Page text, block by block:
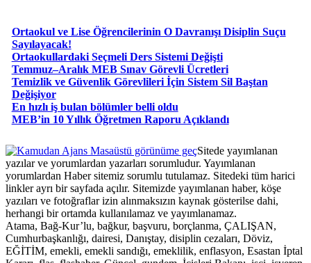
Ortaokul ve Lise Öğrencilerinin O Davranışı Disiplin Suçu
Sayılayacak!
Ortaokullardaki Seçmeli Ders Sistemi Değişti
Temmuz–Aralık MEB Sınav Görevli Ücretleri
Temizlik ve Güvenlik Görevlileri İçin Sistem Sil Baştan
Değişiyor
En hızlı iş bulan bölümler belli oldu
MEB’in 10 Yıllık Öğretmen Raporu Açıklandı
Masaüstü görünüme geçSitede yayımlanan
yazılar ve yorumlardan yazarları sorumludur. Yayımlanan
yorumlardan Haber sitemiz sorumlu tutulamaz. Sitedeki tüm harici
linkler ayrı bir sayfada açılır. Sitemizde yayımlanan haber, köşe
yazıları ve fotoğraflar izin alınmaksızın kaynak gösterilse dahi,
herhangi bir ortamda kullanılamaz ve yayımlanamaz.
Atama, Bağ-Kur’lu, bağkur, başvuru, borçlanma, ÇALIŞAN,
Cumhurbaşkanlığı, dairesi, Danıştay, disiplin cezaları, Döviz,
EĞİTİM, emekli, emekli sandığı, emeklilik, enflasyon, Esastan İptal